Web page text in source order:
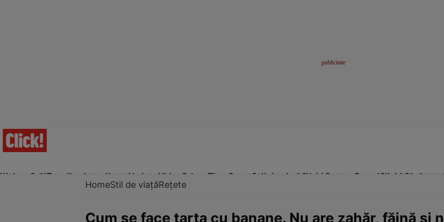
Ultima Oră!Trending Actualitate Vedete Video Prime Time SportStil de viațăClick! Pentru FemeiClick! Sănătate
HomeStil de viațăRețete
Cum se face tarta cu banane. Nu are zahăr, făină și